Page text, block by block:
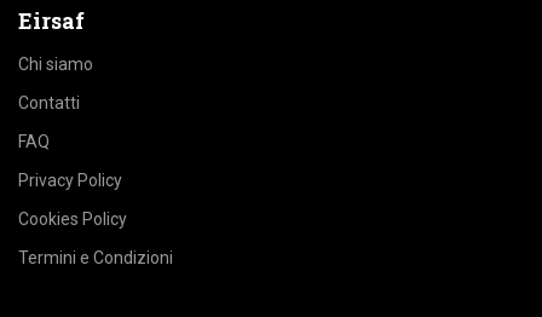
Eirsaf
Chi siamo
Contatti
FAQ
Privacy Policy
Cookies Policy
Termini e Condizioni